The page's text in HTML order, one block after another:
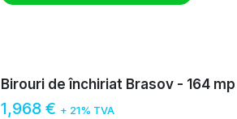
Birouri de închiriat Brasov - 164
1,968 € + 21% TVA